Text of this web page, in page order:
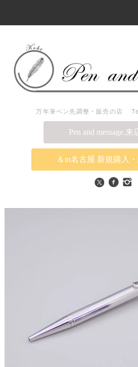
万年筆ペン先調整・販売の店
Pen and message.来
＆in名古屋 新規購入